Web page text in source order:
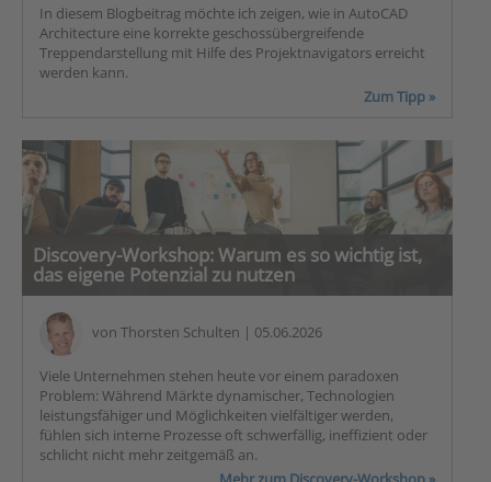
In diesem Blogbeitrag möchte ich zeigen, wie in AutoCAD
Architecture eine korrekte geschossübergreifende
Treppendarstellung mit Hilfe des Projektnavigators erreicht
werden kann.
Zum Tipp »
Discovery-Workshop: Warum es so wichtig ist,
das eigene Potenzial zu nutzen
von Thorsten Schulten | 05.06.2026
Viele Unternehmen stehen heute vor einem paradoxen
Problem: Während Märkte dynamischer, Technologien
leistungsfähiger und Möglichkeiten vielfältiger werden,
fühlen sich interne Prozesse oft schwerfällig, ineffizient oder
schlicht nicht mehr zeitgemäß an.